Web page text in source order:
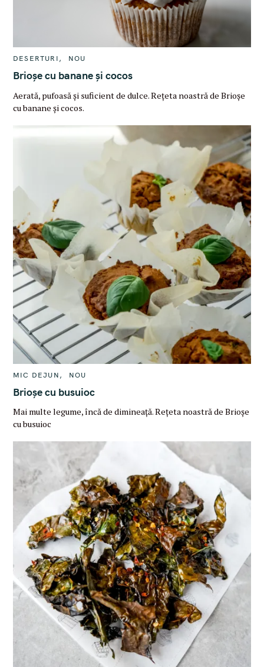
C
T
E
O
I
DESERTURI NOU
Brioșe cu banane și cocos
Aerată, pufoasă și suficient de dulce. Rețeta noastră de Brioșe
cu banane și cocos.
C
T
E
O
I
S
MIC DEJUN NOU
Brioșe cu busuioc
Mai multe legume, încă de dimineață. Rețeta noastră de Brioșe
cu busuioc